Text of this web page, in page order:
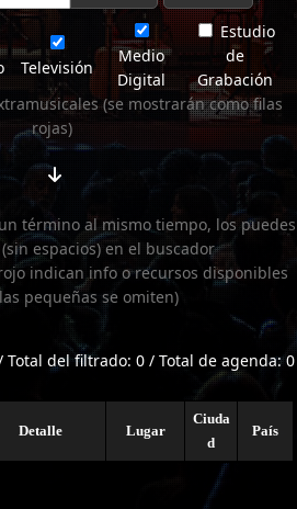
Televisión
Medio
Digital
Estudio
de
Grabación
(se mostrarán como filas
rojas)
término al mismo tiempo, los puedes
espacios) en el buscador
indican info o recursos disponibles
pequeñas se omiten)
Total del filtrado: 0 / Total de agenda: 0
Detalle Lugar
Ciuda
d
País